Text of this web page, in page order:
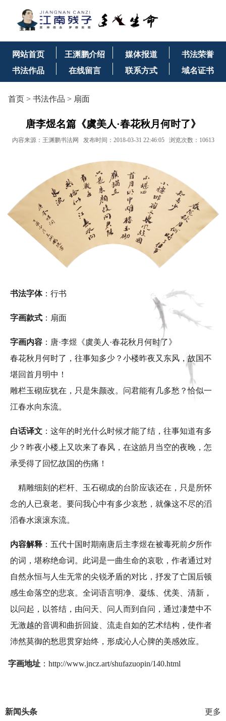
网站首页 王渊鹏介绍 媒体报道
书法荣誉
书法作品
在线留言 联系方式 域名证书
首页 > 书法作品 > 扇面
唐李煜名篇《虞美人·春花秋月何时了》
内容来源： 王渊鹏书法网 发布时间：2018-03-31 22:46:05 浏览次数：10613
书法字体：行书
字画款式 ：扇面
字画内容 ：唐·李煜《虞美人·春花秋月何时了》
春花秋月何时了，往事知多少？小楼昨夜又东风，故国不
堪回首月明中！
雕栏玉砌应犹在，只是朱颜改。问君能有几多愁？恰似一
江春水向东流。
白话译文 ：这年的时光什么时候才能了结，往事知道有多
少？昨夜小楼上又吹来了春风，在这皓月当空的夜晚，怎
承受得了回忆故国的伤痛！
精雕细刻的栏杆、玉石砌成的台阶应该还在，只是所怀
念的人已衰老。要问我心中有多少哀愁，就像这不尽的滔
滔春水滚滚东流。
内容解释 ：五代十国时期南唐后主李煜在被毒死前夕所作
的词，堪称绝命词。此词是一曲生命的哀歌，作者通过对
自然永恒与人生无常的尖锐矛盾的对比，抒发了亡国后顿
感生命落空的悲哀。全词语言明净、凝练、优美、清新，
以问起，以答结，由问天、问人而到自问，通过凄楚中不
无激越的音调和曲折回旋、流走自如的艺术结构，使作者
沛然莫御的愁思贯穿始终，形成沁人心脾的美感效应。
字画地址 ：http://www.jncz.art/shufazuopin/140.html
更多
新闻头条